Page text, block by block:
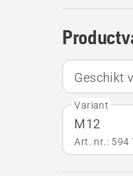
Geschikt
Variant
M12
Art. nr.: 594